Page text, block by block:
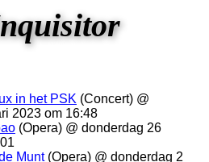
in het PSK (Concert) @
2023 om 16:48
(Opera) @ donderdag 26
Munt(Opera) @ donderdag 2